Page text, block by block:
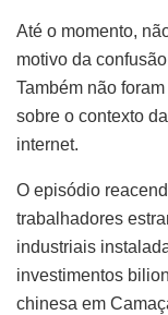
Até o momento,
motivo da
Também não
sobre o contexto
internet.
O episódio
trabalhadores
industriais
investimentos
chinesa em